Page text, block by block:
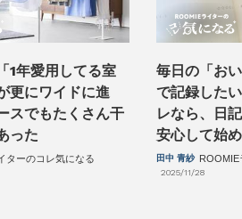
1年愛用してる室
更にワイドに進
スでもたくさん干
った
ターのコレ気になる
毎日の「お
で記録した
レなら、日
安心して始
田中 青紗 ROOMIE
2025/11/28